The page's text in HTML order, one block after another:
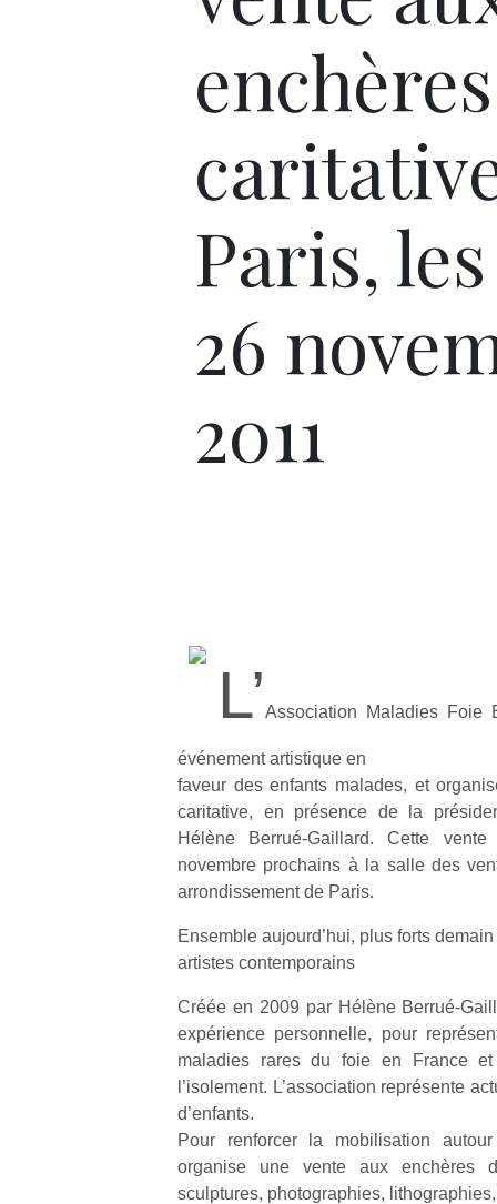
enchères
Paris,
26
2011
L’Association Maladies Foie
événement artistique en
faveur des enfants malades, et
caritative, en présence de la
Hélène Berrué-Gaillard. Cette
novembre prochains à la salle des
arrondissement de Paris.
Ensemble aujourd’hui, plus forts
artistes contemporains
Créée en 2009 par Hélène Berrué-
expérience personnelle, pour
maladies rares du foie en France
l’isolement. L’association représente
d’enfants.
Pour renforcer la mobilisation autour
organise une vente aux enchères
sculptures, photographies,